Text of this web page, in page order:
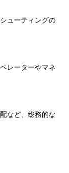
ューティングの
レーターやマネ
など、総務的な